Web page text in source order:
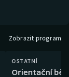
Zobrazit program
OSTATNÍ
Orientační